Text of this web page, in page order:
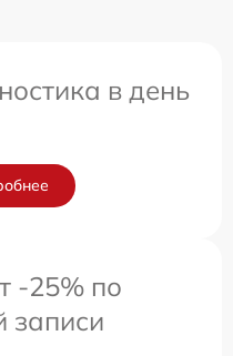
в день
-25% по
записи